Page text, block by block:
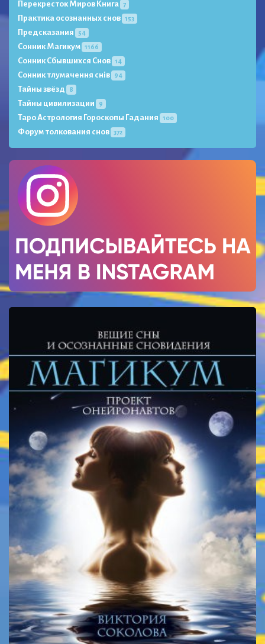
Перекресток Миров Книга 7
Практика осознанных снов 153
Предсказания 54
Сонник Магикум 1166
Сонник Сбывшихся Снов 14
Сонник тлумачення снів 94
Тайны звёзд 8
Тайны цивилизации 9
Таро Астрология Гороскопы Гадания 100
Форум толкования снов 372